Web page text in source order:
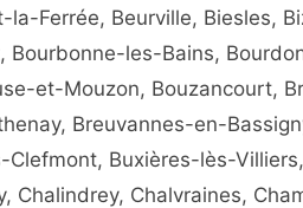
Ferrée, Beurville, Biesles,
Bourbonne-les-Bains,
et-Mouzon, Bouzancourt,
Breuvannes-en-
Clefmont, Buxières-lès-
Chalindrey, Chalvraines,